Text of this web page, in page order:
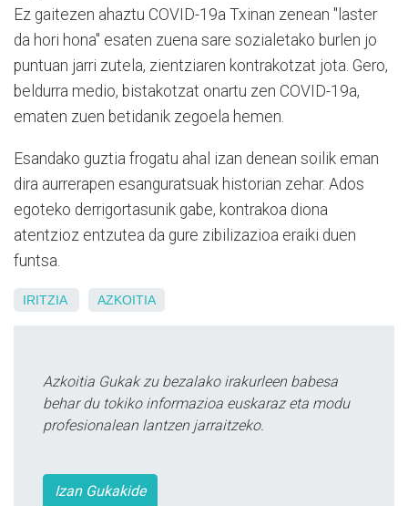
Ez gaitezen ahaztu COVID-19a Txinan zenean "laster
da hori hona" esaten zuena sare sozialetako burlen jo
puntuan jarri zutela, zientziaren kontrakotzat jota. Gero,
beldurra medio, bistakotzat onartu zen COVID-19a,
ematen zuen betidanik zegoela hemen.
Esandako guztia frogatu ahal izan denean soilik eman
dira aurrerapen esanguratsuak historian zehar. Ados
egoteko derrigortasunik gabe, kontrakoa diona
atentzioz entzutea da gure zibilizazioa eraiki duen
funtsa.
IRITZIA AZKOITIA
Azkoitia Gukak zu bezalako irakurleen babesa
behar du tokiko informazioa euskaraz eta modu
profesionalean lantzen jarraitzeko.
Izan Gukakide